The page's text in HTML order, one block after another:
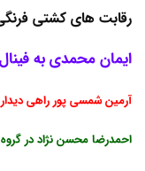
رقابت های کشتی
ایمان محمدی به
آرمین شمسی پور راهی
احمدرضا محسن نژاد در